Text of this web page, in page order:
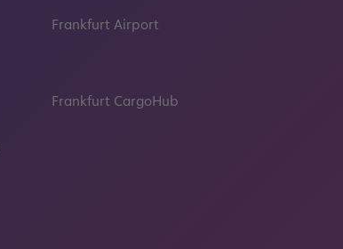
Frankfurt Airport
Frankfurt CargoHub